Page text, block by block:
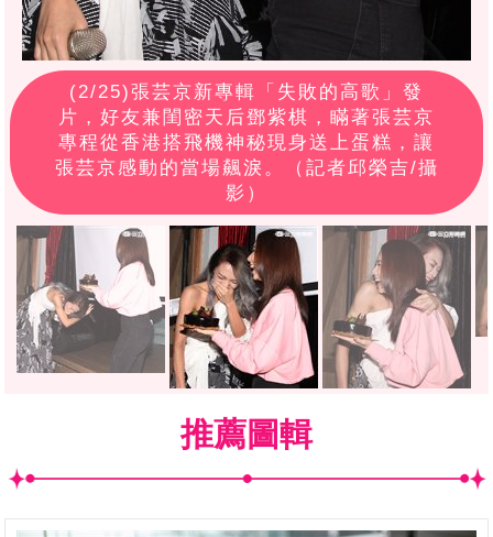
(2/25)張芸京新專輯「失敗的高歌」發
片，好友兼閨密天后鄧紫棋，瞞著張芸京
專程從香港搭飛機神秘現身送上蛋糕，讓
張芸京感動的當場飆淚。（記者邱榮吉/攝
影）
推薦圖輯